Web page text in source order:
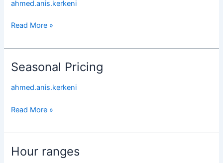
ahmed.anis.kerkeni
Read More »
Seasonal Pricing
ahmed.anis.kerkeni
Seasonal
Read More »
Hour ranges
Hour